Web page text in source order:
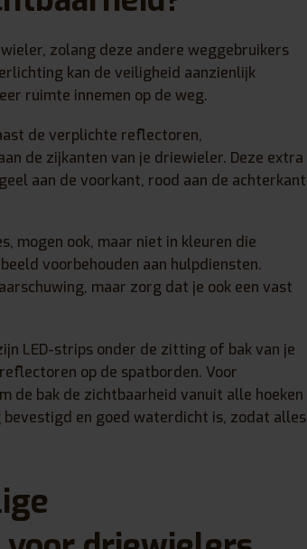
zolang deze andere weggebruikers
kan de veiligheid aanzienlijk
ruimte innemen op de weg.
de verplichte reflectoren,
de zijkanten van je driewieler. Deze extra
aan de voorkant, rood aan de achterkant
mogen ook, maar niet in kleuren die
voorbehouden aan hulpdiensten.
maar zorg dat je ook een vast
LED-strips onder de zitting of bak van je
op de spatborden. Voor
de bak de zichtbaarheid vanuit alle hoeken
en goed waterdicht is, zodat alles